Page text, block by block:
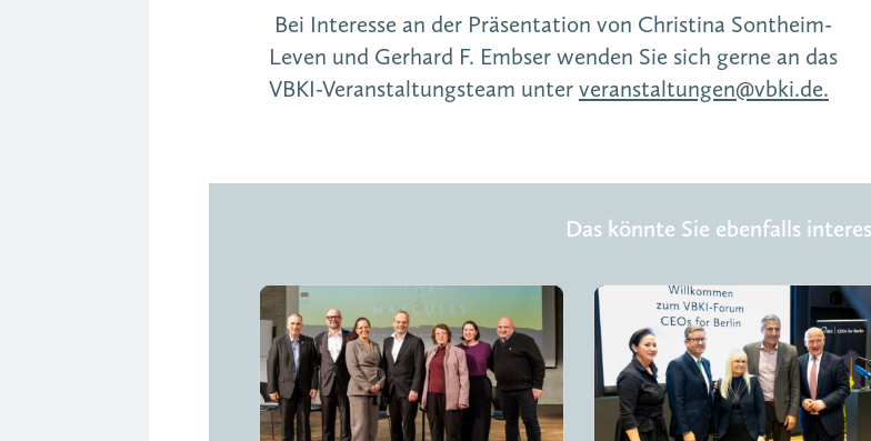
Bei Interesse an der Präsentation von Christina Sontheim-
Leven und Gerhard F. Embser wenden Sie sich gerne an das
VBKI-Veranstaltungsteam unter veranstaltungen@vbki.de.
Das könnte Sie ebenfalls